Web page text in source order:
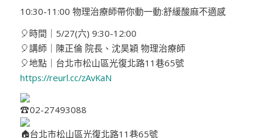
10:30-11:00 物理治療師帶你動一動:舒緩酸麻不適感
🎈時間｜5/27(六) 9:30-12:00
🎈講師｜陳正倫 院長、沈昊穎 物理治療師
🎈地點｜台北市松山區光復北路11巷65號
https://reurl.cc/zAvKaN
02-27493088
台北市松山區光復北路11巷65號